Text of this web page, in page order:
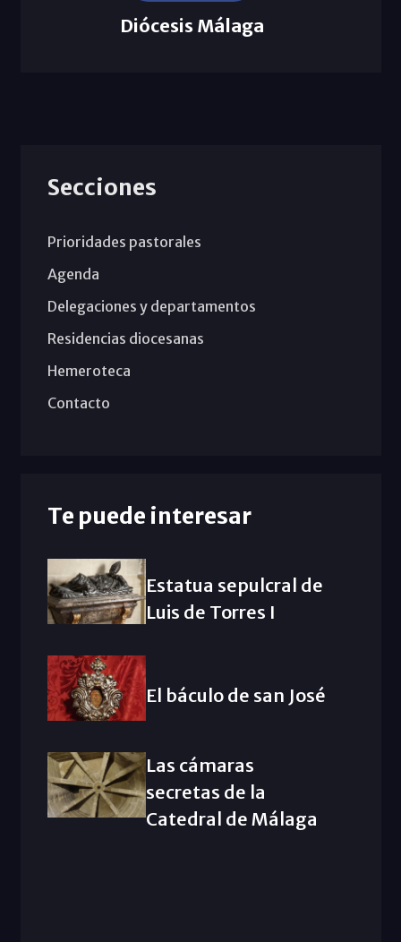
Diócesis Málaga
Secciones
Prioridades pastorales
Agenda
Delegaciones y departamentos
Residencias diocesanas
Hemeroteca
Contacto
Te puede interesar
Estatua sepulcral de
Luis de Torres I
El báculo de san José
Las cámaras
secretas de la
Catedral de Málaga